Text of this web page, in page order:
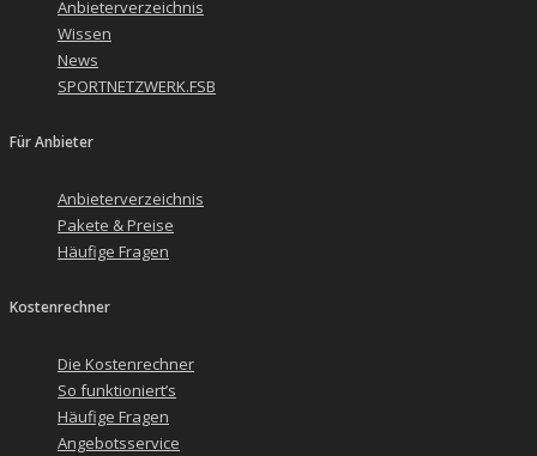
Anbieterverzeichnis
Wissen
News
SPORTNETZWERK.FSB
Für Anbieter
Anbieterverzeichnis
Pakete & Preise
Häufige Fragen
Kostenrechner
Die Kostenrechner
So funktioniert’s
Häufige Fragen
Angebotsservice